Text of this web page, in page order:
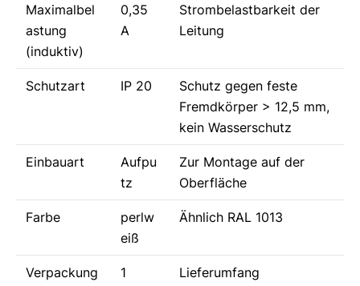
Maximalbel
astung
(induktiv)
0,35
A
Strombelastbarkeit der
Leitung
Schutzart IP 20
Schutz gegen feste
Fremdkörper > 12,5 mm,
kein Wasserschutz
Einbauart
Aufpu
tz
Zur Montage auf der
Oberfläche
Farbe
perlw
eiß
Ähnlich RAL 1013
Verpackung
1
Lieferumfang